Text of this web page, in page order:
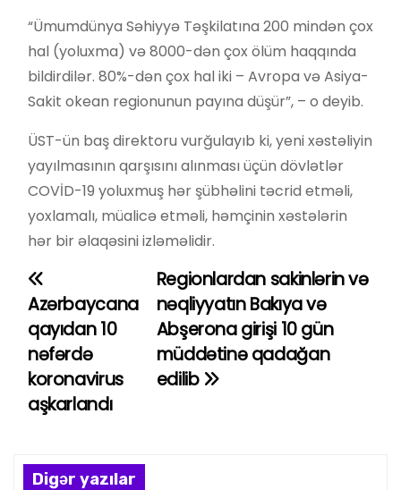
“Ümumdünya Səhiyyə Təşkilatına 200 mindən çox
hal (yoluxma) və 8000-dən çox ölüm haqqında
bildirdilər. 80%-dən çox hal iki – Avropa və Asiya-
Sakit okean regionunun payına düşür”, – o deyib.
ÜST-ün baş direktoru vurğulayıb ki, yeni xəstəliyin
yayılmasının qarşısını alınması üçün dövlətlər
COVİD-19 yoluxmuş hər şübhəlini təcrid etməli,
yoxlamalı, müalicə etməli, həmçinin xəstələrin
hər bir əlaqəsini izləməlidir.
Y
a
z
ı
a
Regionlardan sakinlərin və
nəqliyyatın Bakıya və
Abşerona girişi 10 gün
müddətinə qadağan
edilib
Azərbaycana
qayıdan 10
nəfərdə
koronavirus
aşkarlandı
Digər yazılar